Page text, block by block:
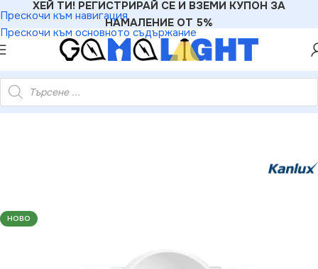
Прескочи към навигация
Прескочи към основното съдържание
ХЕЙ ТИ! РЕГИСТРИРАЙ СЕ И ВЗЕМИ КУПОН ЗА
НАМАЛЕНИЕ ОТ 5%
контакт. френски стандарт със заземяване LOGI
НОВО